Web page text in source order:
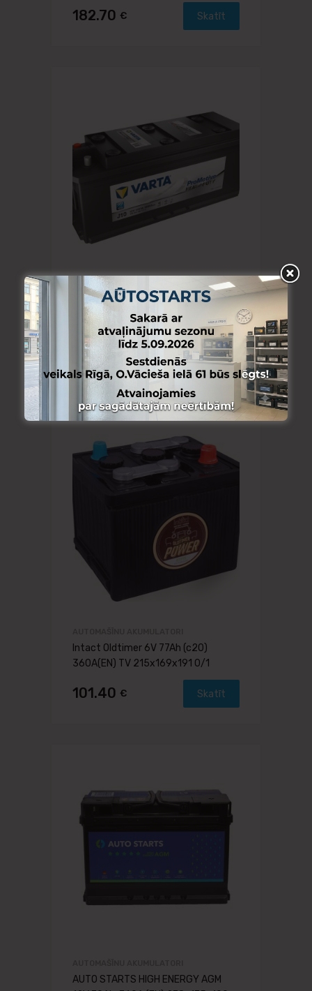
182.70 € Skatīt
AUTOMAŠĪNU AKUMULATORI
VARTA PROMOTIVE BLACK J10 12V
135Ah 1000A (EN) 514x175x210 3/1
EAN4016987129173
165.10 Skatīt
Intact Oldtimer 6V 77Ah (c20)
360A(EN) TV 215x169x191 0/1
101.40 € Skatīt
AUTO STARTS HIGH ENERGY AGM